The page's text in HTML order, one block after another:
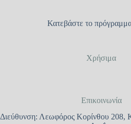
Κατεβάστε το
Χρήσιμα
Επικοινωνία
Διεύθυνση: Λεωφόρος Κορίνθου 208,